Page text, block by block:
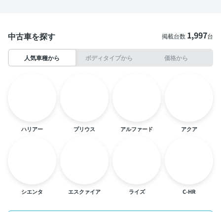
中古車を探す 掲載台数 1,997台
人気車種から ボディタイプから 価格から
ハリアー プリウス アルファード アクア
シエンタ エスクァイア ライズ C-HR